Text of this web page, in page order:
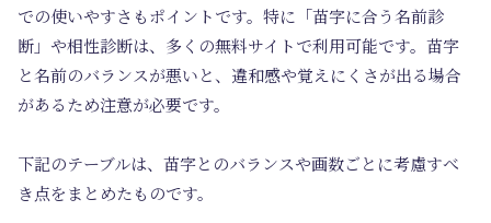
での使いやすさもポイントです。特に「苗字に合う名前診
断」や相性診断は、多くの無料サイトで利用可能です。苗字
と名前のバランスが悪いと、違和感や覚えにくさが出る場合
があるため注意が必要です。
下記のテーブルは、苗字とのバランスや画数ごとに考慮すべ
き点をまとめたものです。